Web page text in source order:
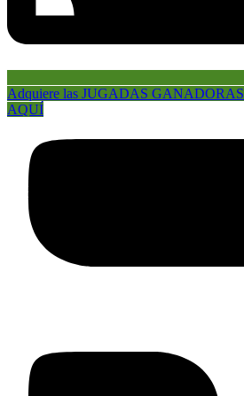
Adquiere las JUGADAS
AQUÍ